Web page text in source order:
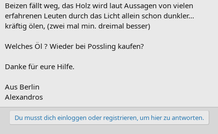
Beizen fällt weg, das Holz wird laut Aussagen von vielen
erfahrenen Leuten durch das Licht allein schon dunkler...
kräftig ölen, (zwei mal min. dreimal besser)
Welches Öl ? Wieder bei Possling kaufen?
Danke für eure Hilfe.
Aus Berlin
Alexandros
Du musst dich einloggen oder registrieren, um hier zu antworten.